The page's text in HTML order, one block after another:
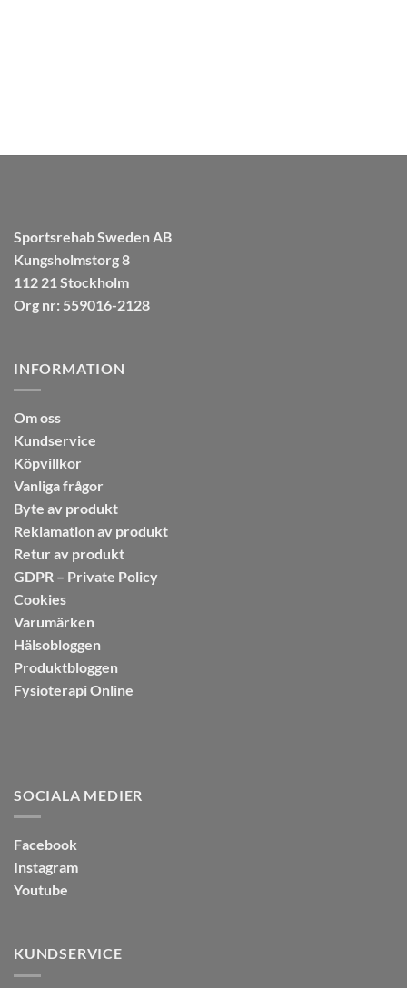
Sportsrehab Sweden AB
Kungsholmstorg 8
112 21 Stockholm
Org nr: 559016-2128
INFORMATION
Om oss
Kundservice
Köpvillkor
Vanliga frågor
Byte av produkt
Reklamation av produkt
Retur av produkt
GDPR – Private Policy
Cookies
Varumärken
Hälsobloggen
Produktbloggen
Fysioterapi Online
SOCIALA MEDIER
Facebook
Instagram
Youtube
KUNDSERVICE